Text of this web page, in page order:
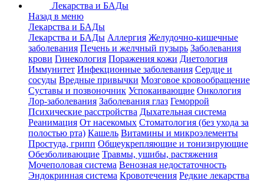
Лекарства и БАДы
Назад в меню
Лекарства и БАДы
Лекарства и БАДы Аллергия Желудочно-кишечные
заболевания Печень и желчный пузырь Заболевания
крови Гинекология Поражения кожи Диетология
Иммунитет Инфекционные заболевания Сердце и
сосуды Вредные привычки Мозговое кровообращение
Суставы и позвоночник Успокаивающие Онкология
Лор-заболевания Заболевания глаз Геморрой
Психические расстройства Дыхательная система
Реанимация От насекомых Стоматология (без ухода за
полостью рта) Кашель Витамины и микроэлементы
Простуда, грипп Общеукрепляющие и тонизирующие
Обезболивающие Травмы, ушибы, растяжения
Мочеполовая система Венозная недостаточность
Эндокринная система Кровотечения Редкие лекарства